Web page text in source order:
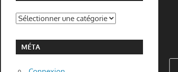
Catégories
MÉTA